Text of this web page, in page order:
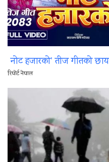
नोट हजारको’ तीज गीतको
रिपोर्ट नेपाल